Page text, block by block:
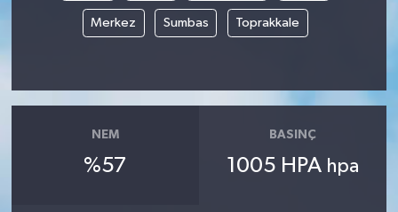
Merkez Sumbas Toprakkale
NEM
%57
BASINÇ
1005 HPA hpa
Sağlık
Tarım ve Ekonomi